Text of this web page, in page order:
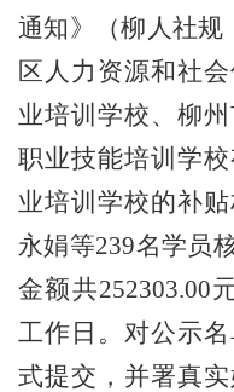
通知》
（柳人社规
区人力资源和社
业培训学校、柳
职业技能培训学
业培训学校的补
永娟等239名学员
金额共252303.00
工作日。对公示
式提交，并署真